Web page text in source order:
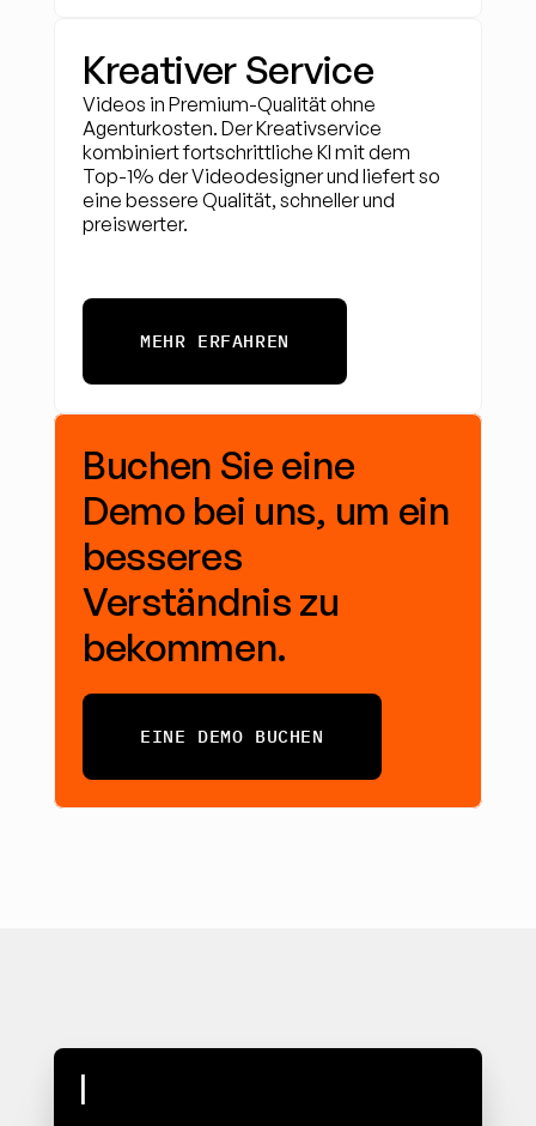
Kreativer Service
Videos in Premium-Qualität ohne
Agenturkosten. Der Kreativservice
kombiniert fortschrittliche KI mit dem
Top-1% der Videodesigner und liefert so
eine bessere Qualität, schneller und
preiswerter.
MEHR ERFAHREN
Buchen Sie eine
Demo bei uns, um ein
besseres
Verständnis zu
bekommen.
EINE DEMO BUCHEN
|